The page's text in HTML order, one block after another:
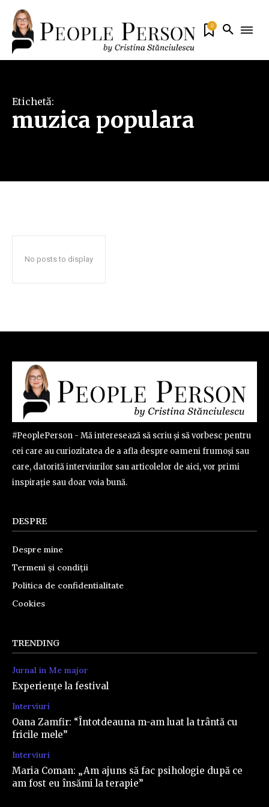
0
Etichetă:
muzica populara
No posts to display
#PeoplePerson - Mă interesează să scriu și să vorbesc pentru
cei care au curiozitatea de a afla despre oameni frumoși sau
care, datorită interviurilor sau articolelor de aici, vor primi
inspirație sau doar voia bună.
DESPRE
Despre mine
Termeni și condiții
Politica de confidentialitate
Cookies
TRENDING
Jurnal in Me major
Experiențe la festival
Interviuri
Oana Zamfir: “Întotdeauna m-am luat la trântă cu
fricile mele”
Interviuri
Maria Coman: „Am ajuns să fac psihologie după ce
am fost eu însămi la terapie”